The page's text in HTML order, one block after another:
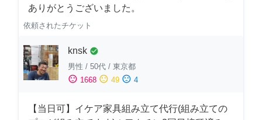
ありがとうございました。
依頼されたチケット
knsk check_circle
男性 / 50代 / 東京都
sentiment_satisfied 1668 sentiment_neutral 49 sentiment_dissatisfied 4
【当日可】イケア家具組み立て代行(組み立ての